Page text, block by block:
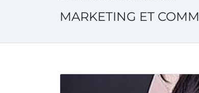
MARKETING ET